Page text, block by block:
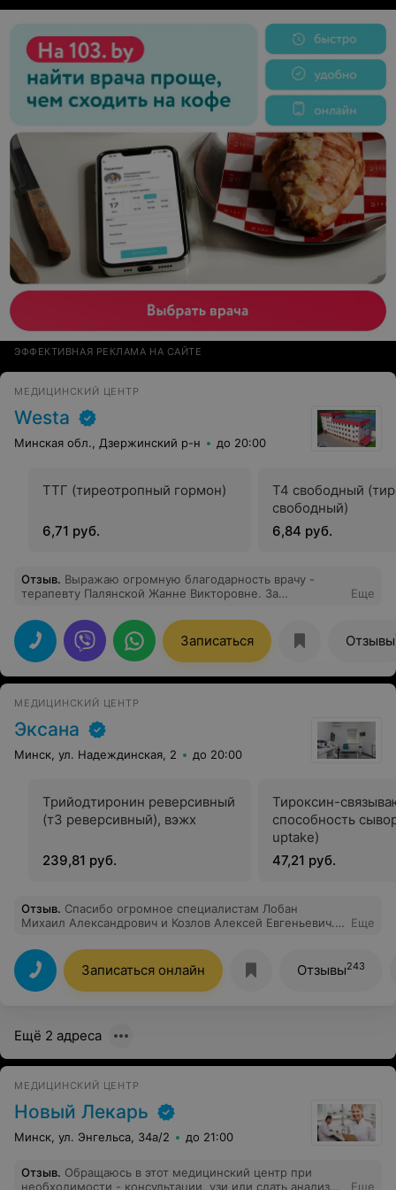
ЭФФЕКТИВНАЯ РЕКЛАМА НА САЙТЕ
МЕДИЦИНСКИЙ ЦЕНТР
Westa
Минская обл., Дзержинский р-н до 20:00
ТТГ (тиреотропный гормон)
6,71 руб.
Т4 свободный
свободный)
6,84 руб.
Отзыв. Выражаю огромную благодарность врачу -
терапевту Палянской Жанне Викторовне. За
за оказанную квалифицированную помощь!
Еще
Записаться Отзывы
МЕДИЦИНСКИЙ ЦЕНТР
Эксана
Минск, ул. Надеждинская, 2 до 20:00
Трийодтиронин реверсивный
(т3 реверсивный), вэжх
239,81 руб.
Тироксин-
способность
uptake)
47,21 руб.
Отзыв. Спасибо огромное специалистам Лобан
Михаил Александрович и Козлов Алексей Евгеньевич.
возможность, поставила 10 звезд!
Еще
Записаться онлайн Отзывы243
Ещё 2 адреса
МЕДИЦИНСКИЙ ЦЕНТР
Новый Лекарь
Минск, ул. Энгельса, 34а/2 до 21:00
Отзыв. Обращаюсь в этот медицинский центр при
необходимости - консультации, узи или сдать анализы.
Еще